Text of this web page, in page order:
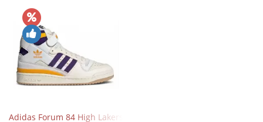
Adidas Forum 84 High Lakers